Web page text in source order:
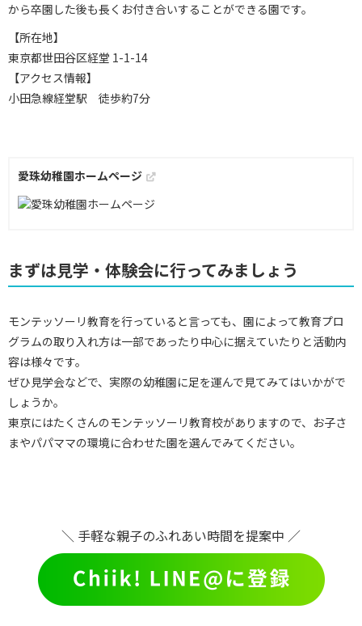
から卒園した後も長くお付き合いすることができる園です。
【所在地】
東京都世田谷区経堂 1-1-14
【アクセス情報】
小田急線経堂駅 徒歩約7分
愛珠幼稚園ホームページ
まずは見学・体験会に行ってみましょう
モンテッソーリ教育を行っていると言っても、園によって教育プロ
グラムの取り入れ方は一部であったり中心に据えていたりと活動内
容は様々です。
ぜひ見学会などで、実際の幼稚園に足を運んで見てみてはいかがで
しょうか。
東京にはたくさんのモンテッソーリ教育校がありますので、お子さ
まやパパママの環境に合わせた園を選んでみてください。
＼ 手軽な親子のふれあい時間を提案中 ／